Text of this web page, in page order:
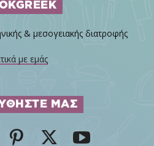
& μεσογειακής διατροφής
με εμάς
ΜΑΣ